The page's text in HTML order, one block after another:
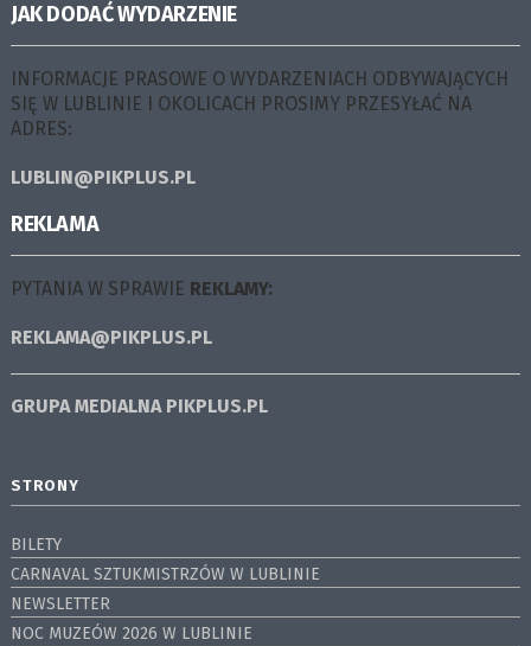
JAK DODAĆ WYDARZENIE
INFORMACJE PRASOWE O WYDARZENIACH ODBYWAJĄCYCH
SIĘ W LUBLINIE I OKOLICACH PROSIMY PRZESYŁAĆ NA
ADRES:
LUBLIN@PIKPLUS.PL
REKLAMA
PYTANIA W SPRAWIE REKLAMY:
REKLAMA@PIKPLUS.PL
GRUPA MEDIALNA PIKPLUS.PL
STRONY
BILETY
CARNAVAL SZTUKMISTRZÓW W LUBLINIE
NEWSLETTER
NOC MUZEÓW 2026 W LUBLINIE